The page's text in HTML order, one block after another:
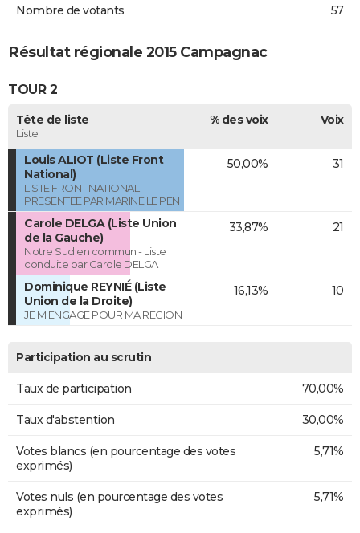
Nombre de votants 57
Résultat régionale 2015 Campagnac
TOUR 2
Tête de liste
Liste
% des voix Voix
Louis ALIOT (Liste Front
National)
LISTE FRONT NATIONAL
PRESENTEE PAR MARINE LE PEN
50,00% 31
Carole DELGA (Liste Union
de la Gauche)
Notre Sud en commun - Liste
conduite par Carole DELGA
33,87% 21
Dominique REYNIÉ (Liste
Union de la Droite)
JE M'ENGAGE POUR MA REGION
16,13% 10
Participation au scrutin
Taux de participation 70,00%
Taux d'abstention 30,00%
Votes blancs (en pourcentage des votes
exprimés)
5,71%
Votes nuls (en pourcentage des votes
exprimés)
5,71%